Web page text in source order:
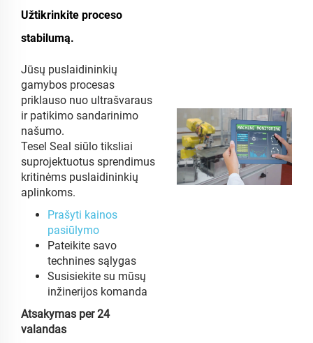
Užtikrinkite proceso
stabilumą.
Jūsų puslaidininkių
gamybos procesas
priklauso nuo ultrašvaraus
ir patikimo sandarinimo
našumo.
Tesel Seal siūlo tiksliai
suprojektuotus sprendimus
kritinėms puslaidininkių
aplinkoms.
Prašyti kainos
pasiūlymo
Pateikite savo
technines sąlygas
Susisiekite su mūsų
inžinerijos komanda
Atsakymas per 24
valandas